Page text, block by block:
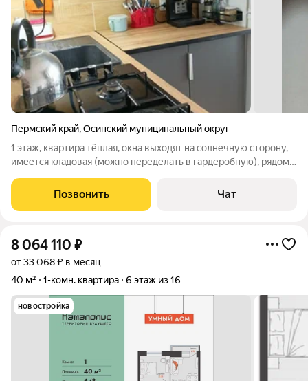
Пермский край,Осинский муниципальный округ
1 этаж, квартира тёплая, окна выходят на солнечную сторону,
имеется кладовая (можно переделать в гардеробную), рядом
имеется магазин, соседи адекватные не шумные (пенсионеры
в основном), в
Позвонить Чат
8 064 110 ₽
от 33 068 ₽ в месяц
40 м²
1-комн. квартира 6 этаж из 16
новостройка